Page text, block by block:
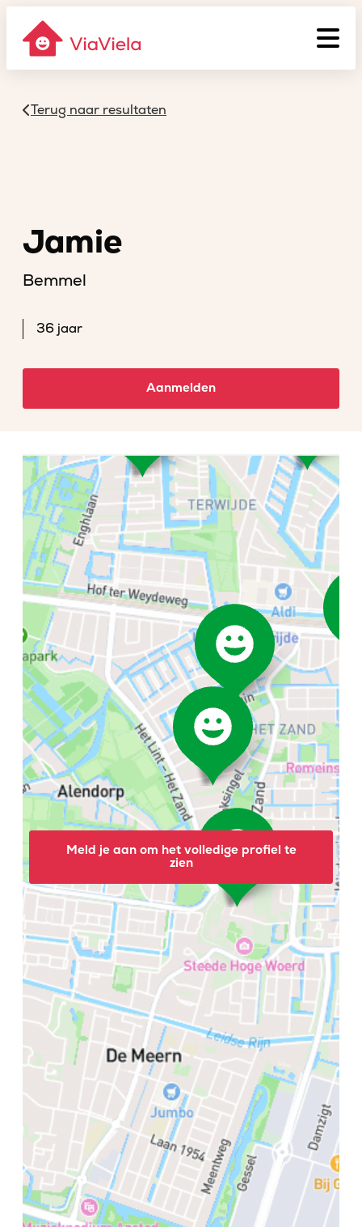
Terug naar resultaten
Jamie
Bemmel
36 jaar
Aanmelden
Meld je aan om het volledige profiel te
zien